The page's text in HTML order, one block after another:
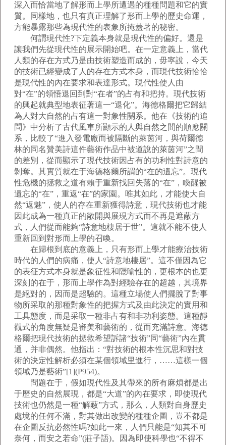
深入而恰當地了解形而上學所遭遇的種種問題和它的實
質。同樣地，也只有真正理解了形而上學的歷史命運，
方能暴露那些為現代性的表象所掩蓋著的秘密。
何謂現代性?下定義本身就是現代性的偏好。還是
讓我們先從現代性的展示開始吧。在一定意義上，當代
人類的存在方式乃是由技術塑造而成的，毋寧說，今天
的技術已經變成了人的存在方式本身，而現代技術恰恰
是現代性的內在要求和表達形式。現代性使人由
對“在”的領悟退回到對“在者”的占有和把持。現代技術
的興起就典型地表征著這一“退化”。海德格爾把它歸結
為人對大自然的占有這一對象性關系。他在《技術的追
問》中分析了古代風車所顯示的人與自然之間的順應關
系，比較了“進入發電廠而被隔斷的萊茵河，與荷爾德
林的同名贊美詩這件藝術作品中被道說的萊茵河”之間
的差別，從而顯示了現代技術因占有的功利性對詩意的
剝奪。其實質就在于海德格爾所謂的“在的遺忘”。現代
性危機的拯救之道有賴于重新找回失落的“在”，喚醒被
遺忘的“在”，重返“在”的家園。唯其如此，才能使大自
然“返魅”，使人的存在重新獲得詩意，現代技術也才能
因此成為一種真正的敞開與展現方式而不再是遮蔽方
式，人們從而能夠“詩意地棲居于世”。這就不能不使人
重新回到對形而上學的召喚。
在歸根到底的意義上，只有形而上學才能療治技術
時代的人們的病痛，使人“詩意地棲居”。這不僅因為它
的表征方式本身就是象征性和隱喻性的，更根本的也更
深刻的在于，形而上學作為對經驗存在的超越，其境界
是絕對的，因而是超驗的。這種立場使人們擺脫了對事
物所采取的那種對象性的把握方式及由此決定的實用和
工具態度，而是采取一種非占有和非功利姿態。這種靜
觀式的角度無疑是審美和藝術的，從而充滿詩意。海德
格爾把現代技術的拯救希望訴諸“技術”同“藝術”內在貫
通，并非偶然。他指出：“對技術的根本性沉思和對技
術的決定性解析必須在某個領域里進行，……這樣一個
領域乃是藝術”[1](P954)。
問題在于，假如現代性及其帶來的所有麻煩都是出
于歷史的自然展現，都是“大道”的內在要求，即使現代
技術也仍然是一種“解蔽”方式，那么，人類對自身歷史
處境的任何不滿，對其做出改變的種種企圖，豈不都是
在企圖反抗必然性嗎?如此一來，人們只能是“知其不可
奈何，而安之若命”(莊子語)。因為即使科學也“不得不